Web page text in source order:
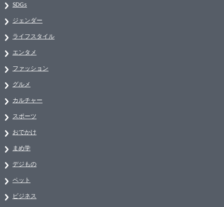
SDGs
ジェンダー
ライフスタイル
エンタメ
ファッション
グルメ
カルチャー
スポーツ
おでかけ
まめ学
デジもの
ペット
ビジネス